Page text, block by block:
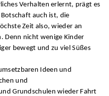
Verhalten erlernt, prägt es
auch ist, die
Zeit also, wieder an
Denn nicht wenige Kinder
bewegt und zu viel Süßes
Ideen und
und
Grundschulen wieder Fahrt